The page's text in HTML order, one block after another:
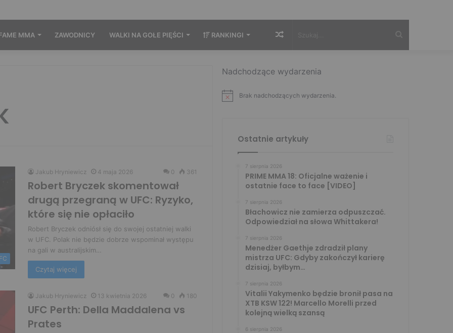
MMA ZAWODNICY WALKI NA GOŁE PIĘŚCI RANKINGI
Jakub Hryniewicz 4 maja 2026 0 361
Robert Bryczek skomentował
drugą przegraną w UFC: Ryzyko,
które się nie opłaciło
Robert Bryczek odniósł się do swojej ostatniej walki
w UFC. Polak nie będzie dobrze wspominał występu
na gali w australijskim…
Czytaj więcej
Jakub Hryniewicz 13 kwietnia 2026 0 180
UFC Perth: Della Maddalena vs
Prates
Nadchodzące wydarzenia
Brak nadchodzących wydarzenia.
Ostatnie artykuły
7 sierpnia 2026
PRIME MMA 18: Oficjalne ważenie i
ostatnie face to face [VIDEO]
7 sierpnia 2026
Błachowicz nie zamierza odpuszczać.
Odpowiedział na słowa Whittakera!
7 sierpnia 2026
Menedżer Gaethje zdradził plany
mistrza UFC: Gdyby zakończył karierę
dzisiaj, byłbym…
7 sierpnia 2026
Vitalii Yakymenko będzie bronił pasa na
XTB KSW 122! Marcello Morelli przed
kolejną wielką szansą
6 sierpnia 2026